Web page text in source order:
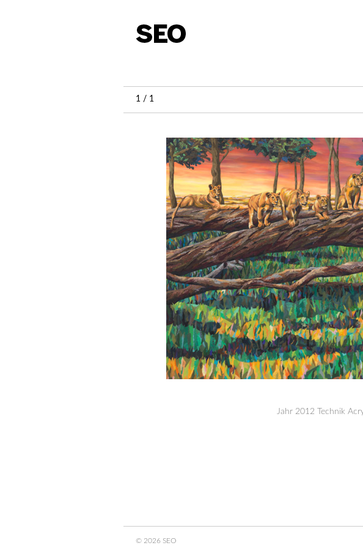
1 / 1
Jahr 2012 Technik
© 2026 SEO